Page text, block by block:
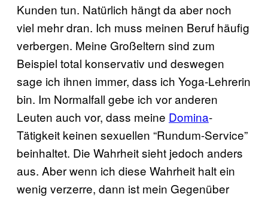
Kunden tun. Natürlich hängt da aber noch
viel mehr dran. Ich muss meinen Beruf häufig
verbergen. Meine Großeltern sind zum
Beispiel total konservativ und deswegen
sage ich ihnen immer, dass ich Yoga-Lehrerin
bin. Im Normalfall gebe ich vor anderen
Leuten auch vor, dass meine Domina-
Tätigkeit keinen sexuellen “Rundum-Service”
beinhaltet. Die Wahrheit sieht jedoch anders
aus. Aber wenn ich diese Wahrheit halt ein
wenig verzerre, dann ist mein Gegenüber